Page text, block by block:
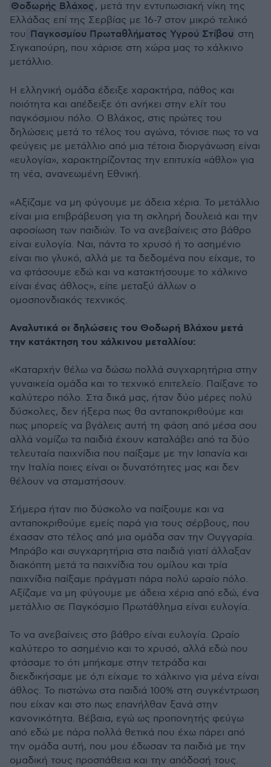
Θοδωρής Βλάχος , μετά την εντυπωσιακή νίκη της
Ελλάδας επί της Σερβίας με 16-7 στον μικρό τελικό
του Παγκοσμίου Πρωταθλήματος Υγρού Στίβου στη
Σιγκαπούρη, που χάρισε στη χώρα μας το χάλκινο
μετάλλιο.
Η ελληνική ομάδα έδειξε χαρακτήρα, πάθος και
ποιότητα και απέδειξε ότι ανήκει στην ελίτ του
παγκόσμιου πόλο. Ο Βλάχος, στις πρώτες του
δηλώσεις μετά το τέλος του αγώνα, τόνισε πως το να
φεύγεις με μετάλλιο από μια τέτοια διοργάνωση είναι
«ευλογία», χαρακτηρίζοντας την επιτυχία «άθλο» για
τη νέα, ανανεωμένη Εθνική.
«Αξίζαμε να μη φύγουμε με άδεια χέρια. Το μετάλλιο
είναι μια επιβράβευση για τη σκληρή δουλειά και την
αφοσίωση των παιδιών. Το να ανεβαίνεις στο βάθρο
είναι ευλογία. Ναι, πάντα το χρυσό ή το ασημένιο
είναι πιο γλυκό, αλλά με τα δεδομένα που είχαμε, το
να φτάσουμε εδώ και να κατακτήσουμε το χάλκινο
είναι ένας άθλος», είπε μεταξύ άλλων ο
ομοσπονδιακός τεχνικός.
Αναλυτικά οι δηλώσεις του Θοδωρή Βλάχου μετά
την κατάκτηση του χάλκινου μεταλλίου:
«Καταρχήν θέλω να δώσω πολλά συγχαρητήρια στην
γυναικεία ομάδα και το τεχνικό επιτελείο. Παίξανε το
καλύτερο πόλο. Στα δικά μας, ήταν δύο μέρες πολύ
δύσκολες, δεν ήξερα πως θα ανταποκριθούμε και
πως μπορείς να βγάλεις αυτή τη φάση από μέσα σου
αλλά νομίζω τα παιδιά έχουν καταλάβει από τα δύο
τελευταία παιχνίδια που παίξαμε με την Ισπανία και
την Ιταλία ποιες είναι οι δυνατότητες μας και δεν
θέλουν να σταματήσουν.
Σήμερα ήταν πιο δύσκολο να παίξουμε και να
ανταποκριθούμε εμείς παρά για τους σέρβους, που
έχασαν στο τέλος από μια ομάδα σαν την Ουγγαρία.
Μπράβο και συγχαρητήρια στα παιδιά γιατί άλλαξαν
διακόπτη μετά τα παιχνίδια του ομίλου και τρία
παιχνίδια παίξαμε πράγματι πάρα πολύ ωραίο πόλο.
Αξίζαμε να μη φύγουμε με άδεια χέρια από εδώ, ένα
μετάλλιο σε Παγκόσμιο Πρωτάθλημα είναι ευλογία.
Το να ανεβαίνεις στο βάθρο είναι ευλογία. Ωραίο
καλύτερο το ασημένιο και το χρυσό, αλλά εδώ που
φτάσαμε το ότι μπήκαμε στην τετράδα και
διεκδικήσαμε με ό,τι είχαμε το χάλκινο για μένα είναι
άθλος. Το πιστώνω στα παιδιά 100% στη συγκέντρωση
που είχαν και στο πως επανήλθαν ξανά στην
κανονικότητα. Βέβαια, εγώ ως προπονητής φεύγω
από εδώ με πάρα πολλά θετικά που έχω πάρει από
την ομάδα αυτή, που μου έδωσαν τα παιδιά με την
ομαδική τους προσπάθεια και την απόδοσή τους.